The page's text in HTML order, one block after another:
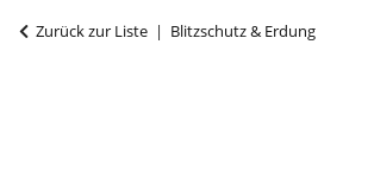
Zurück zur Liste Blitzschutz & Erdung